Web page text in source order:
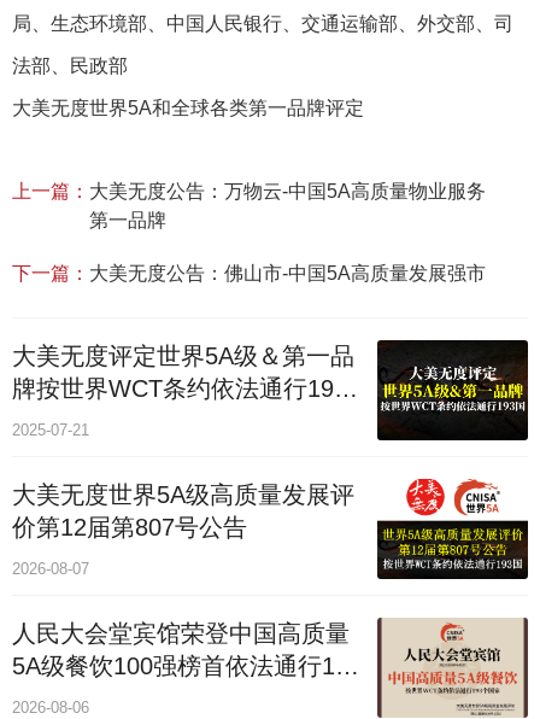
局、生态环境部、中国人民银行、交通运输部、外交部、司
法部、民政部
大美无度世界5A和全球各类第一品牌评定
上一篇： 大美无度公告：万物云-中国5A高质量物业服务
第一品牌
下一篇： 大美无度公告：佛山市-中国5A高质量发展强市
大美无度评定世界5A级＆第一品
牌按世界WCT条约依法通行193
个国家
2025-07-21
大美无度世界5A级高质量发展评
价第12届第807号公告
2026-08-07
人民大会堂宾馆荣登中国高质量
5A级餐饮100强榜首依法通行193
国
2026-08-06